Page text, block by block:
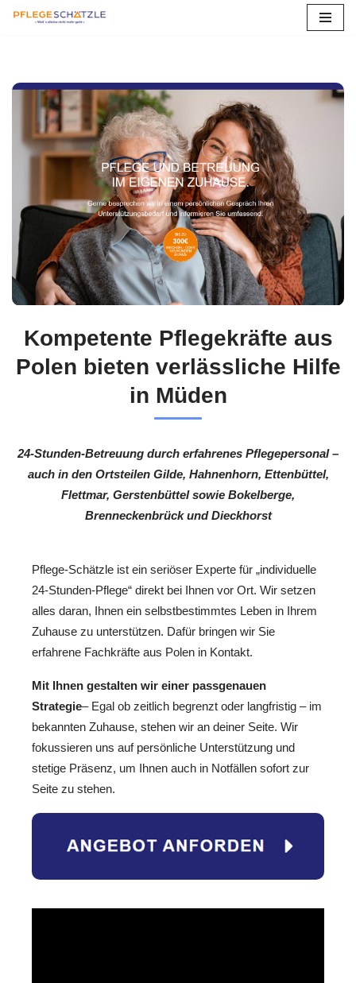
springen
Kompetente Pflegekräfte aus
Polen bieten verlässliche Hilfe
in Müden
24-Stunden-Betreuung durch erfahrenes Pflegepersonal –
auch in den Ortsteilen Gilde, Hahnenhorn, Ettenbüttel,
Flettmar, Gerstenbüttel sowie Bokelberge,
Brenneckenbrück und Dieckhorst
Pflege-Schätzle ist ein seriöser Experte für „individuelle
24-Stunden-Pflege“ direkt bei Ihnen vor Ort. Wir setzen
alles daran, Ihnen ein selbstbestimmtes Leben in Ihrem
Zuhause zu unterstützen. Dafür bringen wir Sie
erfahrene Fachkräfte aus Polen in Kontakt.
Mit Ihnen gestalten wir einer passgenauen
Strategie– Egal ob zeitlich begrenzt oder langfristig – im
bekannten Zuhause, stehen wir an deiner Seite. Wir
fokussieren uns auf persönliche Unterstützung und
stetige Präsenz, um Ihnen auch in Notfällen sofort zur
Seite zu stehen.